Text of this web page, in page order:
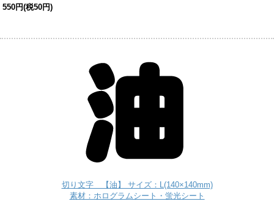
550円(税50円)
切り文字 【油】 サイズ：L(140×140mm)
素材：ホログラムシート・蛍光シート